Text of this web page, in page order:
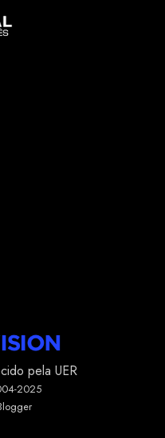
pela UER
2025